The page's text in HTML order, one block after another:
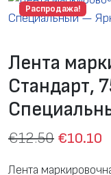
Распродажа!
Лента
Стандарт,
€12.50 €10.10
Лента